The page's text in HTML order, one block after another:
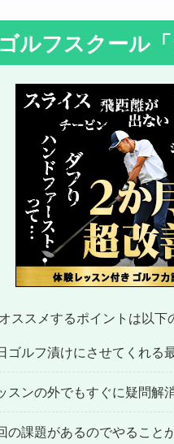
ルフスクール
ススメするポイントは以下
ルフ漬けにさせてくれる
ンの外でもすぐに疑問解
課題があるのでやること